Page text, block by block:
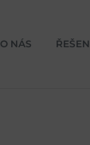
O NÁS ŘEŠENÍ